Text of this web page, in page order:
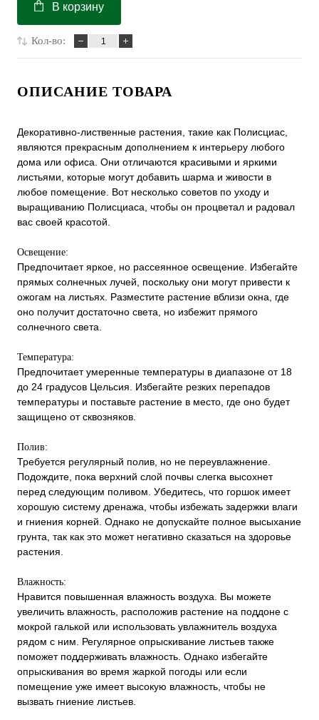
В корзину
Кол-во:
ОПИСАНИЕ ТОВАРА
Декоративно-лиственные растения, такие как Полисциас,
являются прекрасным дополнением к интерьеру любого
дома или офиса. Они отличаются красивыми и яркими
листьями, которые могут добавить шарма и живости в
любое помещение. Вот несколько советов по уходу и
выращиванию Полисциаса, чтобы он процветал и радовал
вас своей красотой.
Освещение:
Предпочитает яркое, но рассеянное освещение. Избегайте
прямых солнечных лучей, поскольку они могут привести к
ожогам на листьях. Разместите растение вблизи окна, где
оно получит достаточно света, но избежит прямого
солнечного света.
Температура:
Предпочитает умеренные температуры в диапазоне от 18
до 24 градусов Цельсия. Избегайте резких перепадов
температуры и поставьте растение в место, где оно будет
защищено от сквозняков.
Полив:
Требуется регулярный полив, но не переувлажнение.
Подождите, пока верхний слой почвы слегка высохнет
перед следующим поливом. Убедитесь, что горшок имеет
хорошую систему дренажа, чтобы избежать задержки влаги
и гниения корней. Однако не допускайте полное высыхание
грунта, так как это может негативно сказаться на здоровье
растения.
Влажность:
Нравится повышенная влажность воздуха. Вы можете
увеличить влажность, расположив растение на поддоне с
мокрой галькой или использовать увлажнитель воздуха
рядом с ним. Регулярное опрыскивание листьев также
поможет поддерживать влажность. Однако избегайте
опрыскивания во время жаркой погоды или если
помещение уже имеет высокую влажность, чтобы не
вызвать гниение листьев.